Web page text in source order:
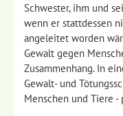
Schwester, ihm und
wenn er stattdessen
angeleitet worden
Gewalt gegen
Zusammenhang. In
Gewalt- und
Menschen und Tiere